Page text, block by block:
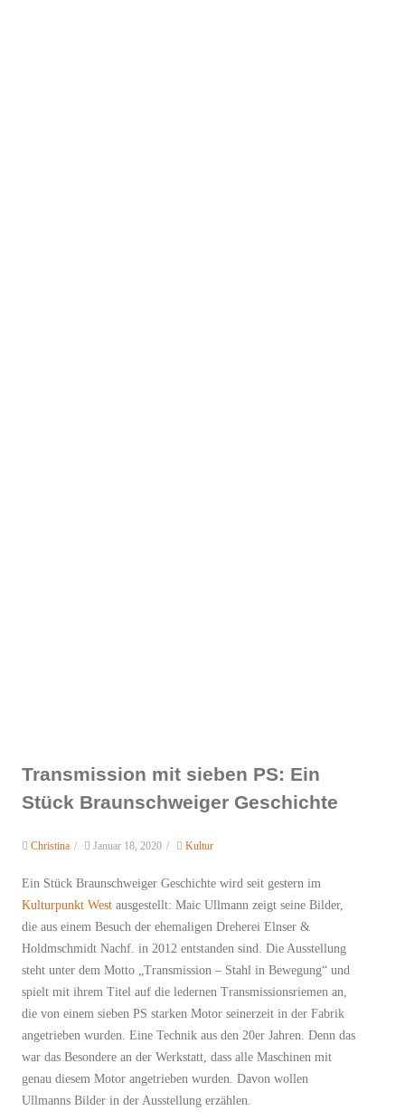
Transmission mit sieben PS: Ein
Stück Braunschweiger Geschichte
Christina / Januar 18, 2020 / Kultur
Ein Stück Braunschweiger Geschichte wird seit gestern im
Kulturpunkt West ausgestellt: Maic Ullmann zeigt seine Bilder,
die aus einem Besuch der ehemaligen Dreherei Elnser &
Holdmschmidt Nachf. in 2012 entstanden sind. Die Ausstellung
steht unter dem Motto „Transmission – Stahl in Bewegung“ und
spielt mit ihrem Titel auf die ledernen Transmissionsriemen an,
die von einem sieben PS starken Motor seinerzeit in der Fabrik
angetrieben wurden. Eine Technik aus den 20er Jahren. Denn das
war das Besondere an der Werkstatt, dass alle Maschinen mit
genau diesem Motor angetrieben wurden. Davon wollen
Ullmanns Bilder in der Ausstellung erzählen.